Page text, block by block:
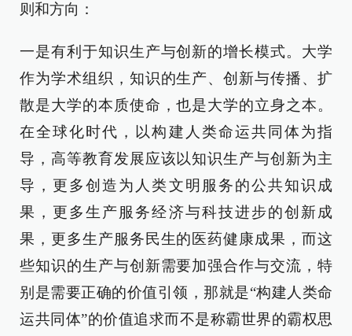
则和方向：
一是有利于知识生产与创新的增长模式。大学
作为学术组织，知识的生产、创新与传播、扩
散是大学的本质使命，也是大学的立身之本。
在全球化时代，以构建人类命运共同体为指
导，高等教育发展应该以知识生产与创新为主
导，更多创造为人类文明服务的公共知识成
果，更多生产服务经济与科技进步的创新成
果，更多生产服务民生的医药健康成果，而这
些知识的生产与创新需要加强合作与交流，特
别是需要正确的价值引领，那就是“构建人类命
运共同体”的价值追求而不是称霸世界的霸权思